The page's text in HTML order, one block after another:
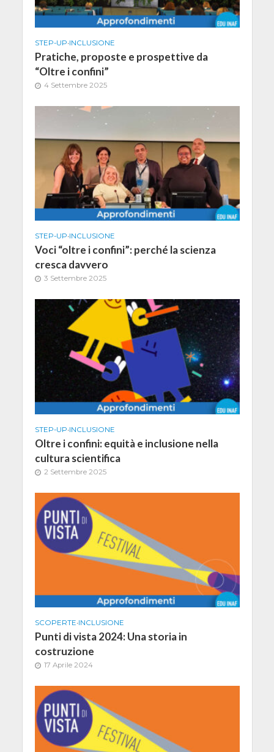
STEP-UP•INCLUSIONE
Pratiche, proposte e prospettive da
“Oltre i confini”
4 Settembre 2025
STEP-UP•INCLUSIONE
Voci “oltre i confini”: perché la scienza
cresca davvero
3 Settembre 2025
STEP-UP•INCLUSIONE
Oltre i confini: equità e inclusione nella
cultura scientifica
2 Settembre 2025
SCOPERTE•INCLUSIONE
Punti di vista 2024: Una storia in
costruzione
17 Aprile 2024